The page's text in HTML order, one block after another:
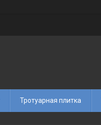
Тротуарная плитка